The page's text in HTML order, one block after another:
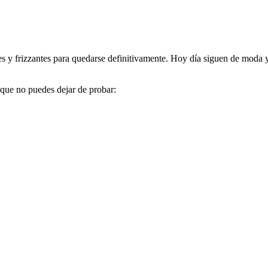
y frizzantes para quedarse definitivamente. Hoy día siguen de moda
no puedes dejar de probar: